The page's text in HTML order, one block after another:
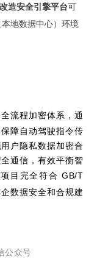
造安全引擎平台可
地数据中心）环境
流程加密体系，通
障自动驾驶指令传
户隐私数据加密合
通信，有效平衡智
目 完全符合 GB/T
数据安全和合规建
公众号